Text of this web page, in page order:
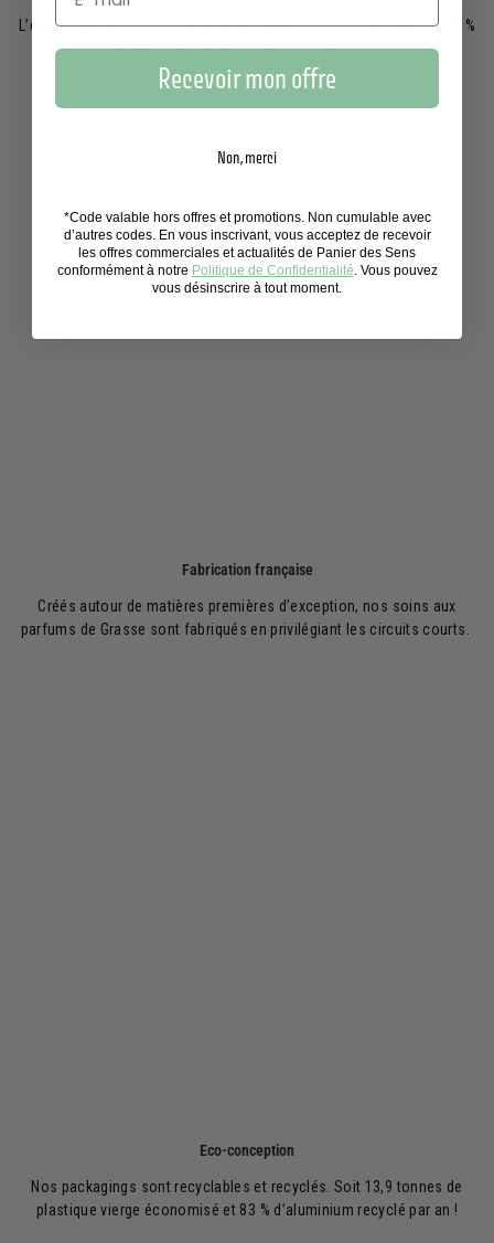
L’ensemble de nos cosmétiques visage et corps renferme entre 95 %
et 100 % d’ingrédients d’origine naturelle.
Fabrication française
Créés autour de matières premières d’exception, nos soins aux
parfums de Grasse sont fabriqués en privilégiant les circuits courts.
Eco-conception
Nos packagings sont recyclables et recyclés. Soit 13,9 tonnes de
plastique vierge économisé et 83 % d’aluminium recyclé par an !
Recevoir mon offre
Non, merci
*Code valable hors offres et promotions. Non cumulable avec
d’autres codes. En vous inscrivant, vous acceptez de recevoir
les offres commerciales et actualités de Panier des Sens
conformément à notre Politique de Confidentialité. Vous pouvez
vous désinscrire à tout moment.